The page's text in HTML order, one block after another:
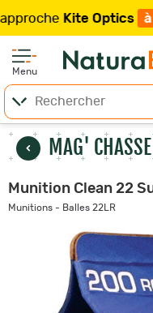
Kite Optics à partir
Menu
MAG' CHASSE
Munition Clean 22
Munitions - Balles 22LR